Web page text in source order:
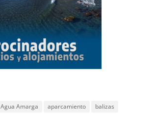
Agua Amarga aparcamiento
balizas